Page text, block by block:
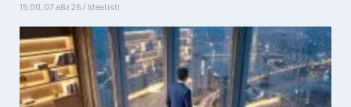
15:00, 07 авг 26 / Idealisti